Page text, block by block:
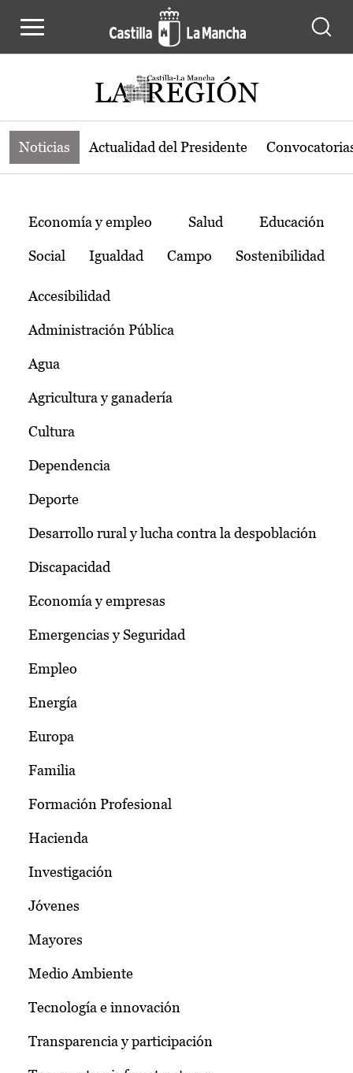
Noticias de la región de Castilla-La
Noticias Actualidad del Presidente
Temas
Economía y empleo Salud Educación
Social Igualdad Campo Sostenibilidad
Accesibilidad
Administración Pública
Agua
Agricultura y ganadería
Cultura
Dependencia
Deporte
Desarrollo rural y lucha contra la despoblación
Discapacidad
Economía y empresas
Emergencias y Seguridad
Empleo
Energía
Europa
Familia
Formación Profesional
Hacienda
Investigación
Jóvenes
Mayores
Medio Ambiente
Tecnología e innovación
Transparencia y participación